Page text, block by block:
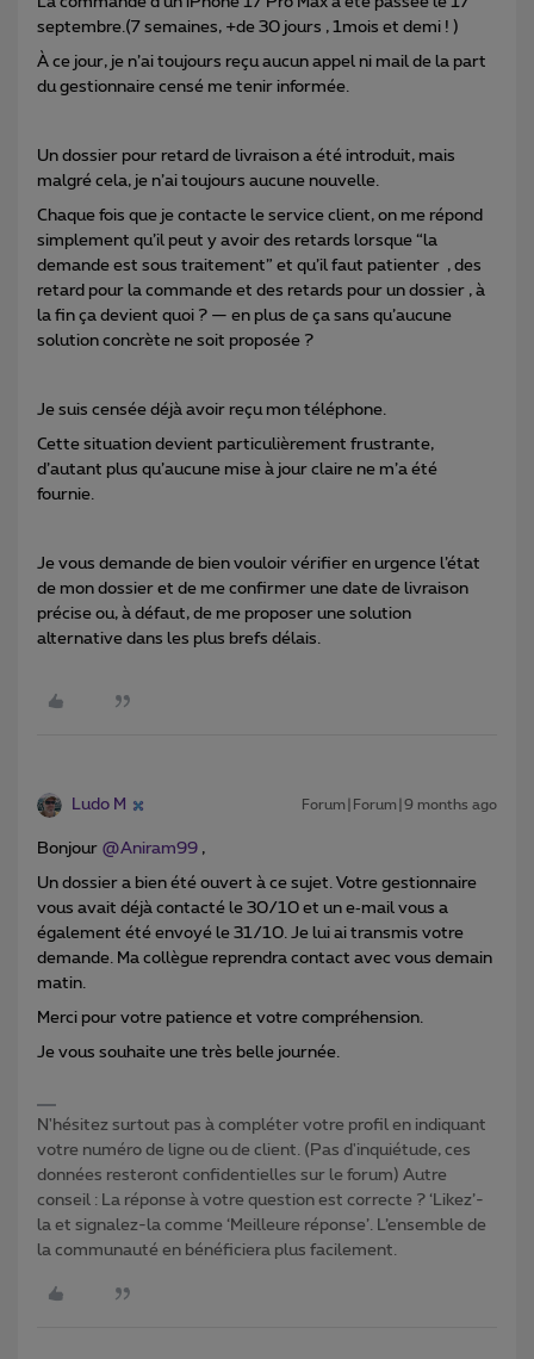
septembre.(7 semaines, +de 30 jours , 1mois et demi ! )
À ce jour, je n’ai toujours reçu aucun appel ni mail de la part
du gestionnaire censé me tenir informée.
Un dossier pour retard de livraison a été introduit, mais
malgré cela, je n’ai toujours aucune nouvelle.
Chaque fois que je contacte le service client, on me répond
simplement qu’il peut y avoir des retards lorsque “la
demande est sous traitement” et qu’il faut patienter , des
retard pour la commande et des retards pour un dossier , à
la fin ça devient quoi ? — en plus de ça sans qu’aucune
solution concrète ne soit proposée ?
Je suis censée déjà avoir reçu mon téléphone.
Cette situation devient particulièrement frustrante,
d’autant plus qu’aucune mise à jour claire ne m’a été
fournie.
Je vous demande de bien vouloir vérifier en urgence l’état
de mon dossier et de me confirmer une date de livraison
précise ou, à défaut, de me proposer une solution
alternative dans les plus brefs délais.
Ludo M Forum|Forum|9 months ago
Bonjour ​ @Aniram99 ,
Un dossier a bien été ouvert à ce sujet. Votre gestionnaire
vous avait déjà contacté le 30/10 et un e‑mail vous a
également été envoyé le 31/10. Je lui ai transmis votre
demande. Ma collègue reprendra contact avec vous demain
matin.
Merci pour votre patience et votre compréhension.
Je vous souhaite une très belle journée.
N'hésitez surtout pas à compléter votre profil en indiquant
votre numéro de ligne ou de client. (Pas d'inquiétude, ces
données resteront confidentielles sur le forum) Autre
conseil : La réponse à votre question est correcte ? ‘Likez’-
la et signalez-la comme ‘Meilleure réponse’. L’ensemble de
la communauté en bénéficiera plus facilement.